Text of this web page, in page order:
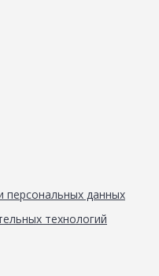
данных
технологий